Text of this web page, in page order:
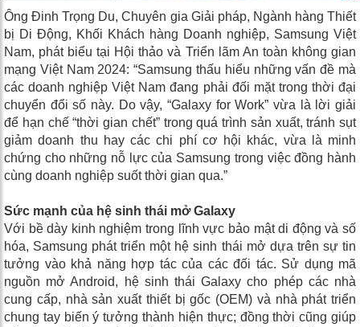
Ông Đinh Trọng Du, Chuyên gia Giải pháp, Ngành hàng Thiết
bị Di Động, Khối Khách hàng Doanh nghiệp, Samsung Việt
Nam, phát biểu tại Hội thảo và Triển lãm An toàn không gian
mạng Việt Nam 2024: “Samsung thấu hiểu những vấn đề mà
các doanh nghiệp Việt Nam đang phải đối mặt trong thời đại
chuyển đổi số này. Do vậy, “Galaxy for Work” vừa là lời giải
để hạn chế “thời gian chết” trong quá trình sản xuất, tránh sụt
giảm doanh thu hay các chi phí cơ hội khác, vừa là minh
chứng cho những nỗ lực của Samsung trong việc đồng hành
cùng doanh nghiệp suốt thời gian qua.”
Sức mạnh của hệ sinh thái mở Galaxy
Với bề dày kinh nghiệm trong lĩnh vực bảo mật di động và số
hóa, Samsung phát triển một hệ sinh thái mở dựa trên sự tin
tưởng vào khả năng hợp tác của các đối tác. Sử dụng mã
nguồn mở Android, hệ sinh thái Galaxy cho phép các nhà
cung cấp, nhà sản xuất thiết bị gốc (OEM) và nhà phát triển
chung tay biến ý tưởng thành hiện thực; đồng thời cũng giúp